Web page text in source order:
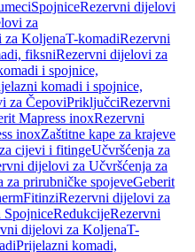
SpojniceRezervni dijelovi
za
za KoljenaT-komadiRezervni
fiksniRezervni dijelovi za
i spojnice,
komadi i spojnice,
za ČepoviPriključciRezervni
Mapress inoxRezervni
inoxZaštitne kape za krajeve
cijevi i fitingeUčvršćenja za
dijelovi za Učvršćenja za
za prirubničke spojeveGeberit
FitinziRezervni dijelovi za
SpojniceRedukcijeRezervni
dijelovi za KoljenaT-
Prijelazni komadi,